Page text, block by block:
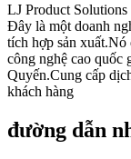
LJ Product
Đây là một doanh
tích hợp sản
công nghệ cao quốc
Quyến.Cung cấp
khách hàng
đường dẫn